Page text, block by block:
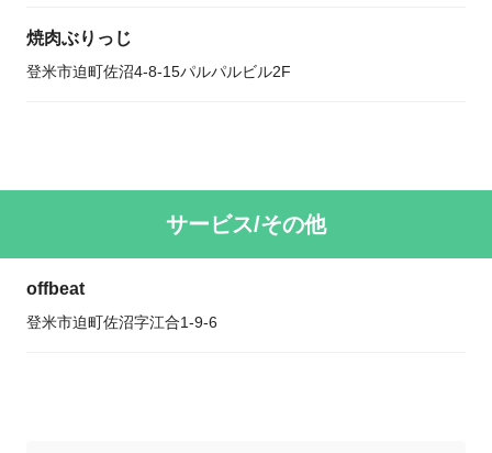
焼肉ぶりっじ
登米市迫町佐沼4-8-15パルパルビル2F
サービス/その他
offbeat
登米市迫町佐沼字江合1-9-6